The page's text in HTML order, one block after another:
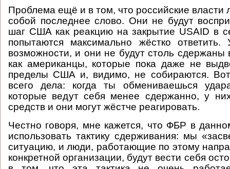
Проблема ещё и в том, что российские власти
собой последнее слово. Они не будут
шаг США как реакцию на закрытие USAID в
попытаются максимально жёстко
возможности, и они не будут столь сдержаны
как американцы, которые пока даже не
пределы США и, видимо, не собираются.
всего дела: когда ты обмениваешься
которые ведут себя менее сдержанно, у
средств и они могут жёстче реагировать.
Честно говоря, мне кажется, что ФБР в
использовать тактику сдерживания: мы
ситуацию, и люди, работающие по этому
конкретной организации, будут вести себя